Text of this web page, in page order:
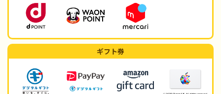
ギフト券